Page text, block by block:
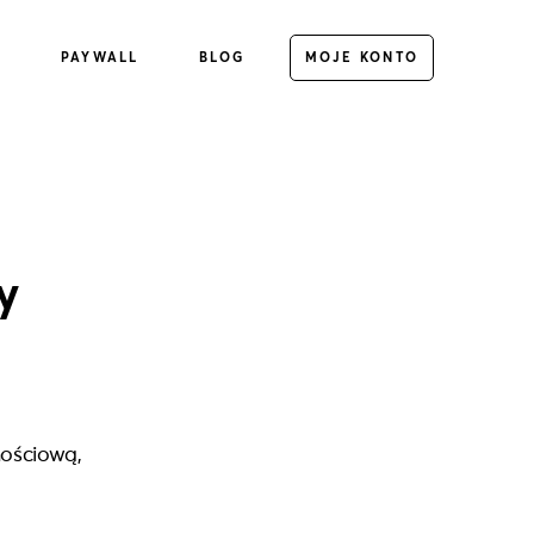
PAYWALL BLOG MOJE KONTO